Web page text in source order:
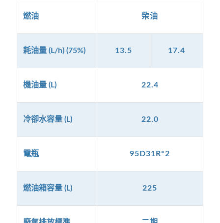
燃油 柴油
耗油量 (L/h) (75%) 13.5 17.4
機油量 (L) 22.4
冷卻水容量 (L) 22.0
電瓶 95D31R*2
燃油箱容量 (L) 225